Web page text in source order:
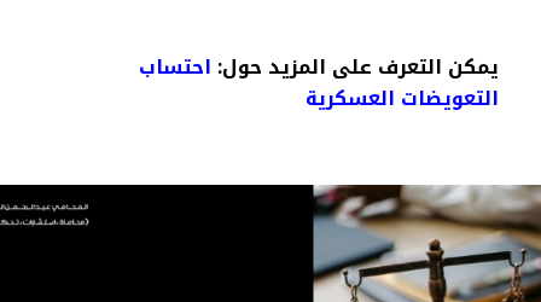
يمكن التعرف على المزيد حول: احتساب
التعويضات العسكرية